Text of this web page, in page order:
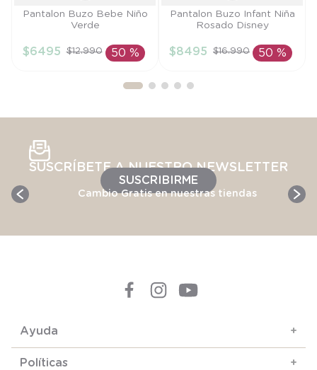
Talla
AÑADIR AL
Pantalon Buzo Bebe Niño
Verde
$6495 $12.990 50 %
Talla
AÑADIR AL
Pantalon Buzo Infant Niña
Rosado Disney
$8495 $16.990 50 %
SUSCRÍBETE A NUESTRO NEWSLETTER
SUSCRIBIRME
Cambio Gratis en nuestras tiendas
Ayuda +
Políticas +